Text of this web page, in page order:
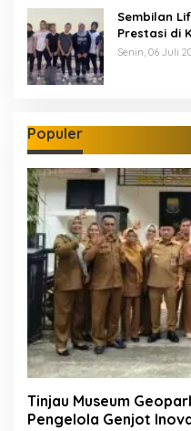
Sembilan
Prestasi di
Senin, 06 Juli
Populer
Tinjau Museum
Pengelola Genjot